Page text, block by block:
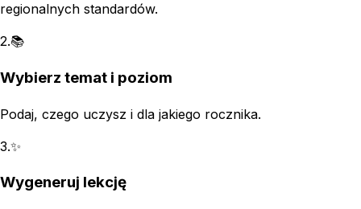
regionalnych standardów.
2.📚
Wybierz temat i poziom
Podaj, czego uczysz i dla jakiego rocznika.
3.✨
Wygeneruj lekcję